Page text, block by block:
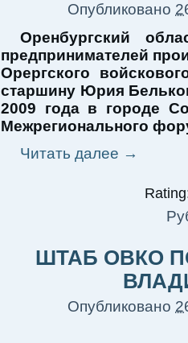
Опубликовано
Оренбургский
предпринимателей
Орергского
старшину Юрия
2009 года в городе
Межрегионального
Читать далее →
ШТАБ ОВКО
Опубликовано